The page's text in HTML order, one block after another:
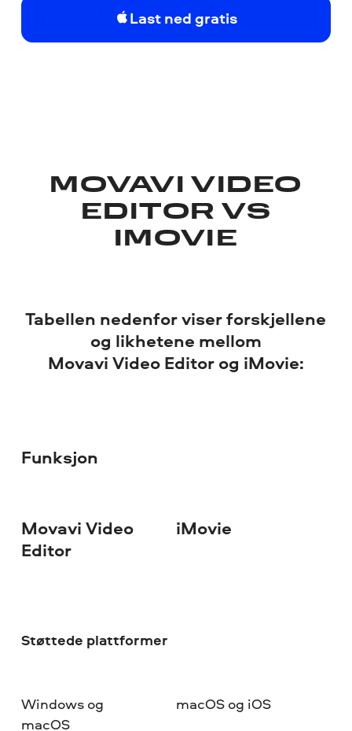
Last ned gratis
MOVAVI VIDEO
EDITOR VS
IMOVIE
Tabellen nedenfor viser forskjellene
og likhetene mellom
Movavi Video Editor og iMovie:
Funksjon
Movavi Video
Editor
iMovie
Støttede plattformer
Windows og
macOS
macOS og iOS